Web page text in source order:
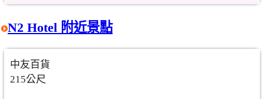
N2 Hotel 附近景點
中友百貨
215公尺